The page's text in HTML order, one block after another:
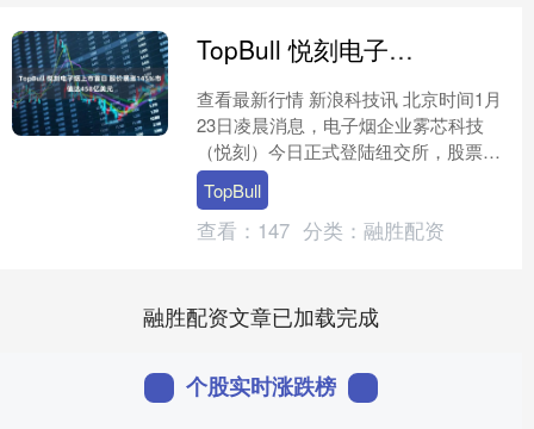
TopBull 悦刻电子烟上市首日 股价暴涨145%市值达458亿美元
查看最新行情 新浪科技讯 北京时间1月
23日凌晨消息，电子烟企业雾芯科技
（悦刻）今日正式登陆纽交所，股票代
码为“RLX”，发行价为12美元/ADS。雾
芯科技今日....
TopBull
查看： 147 分类： 融胜配资
融胜配资文章已加载完成
个股实时涨跌榜